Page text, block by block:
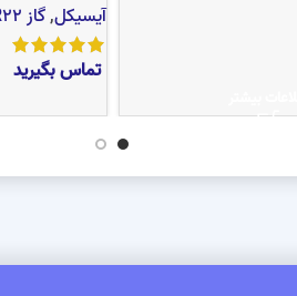
آیسیکل,گاز R22
تماس بگیرید